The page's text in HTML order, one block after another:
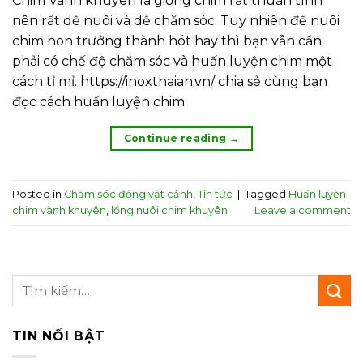
nên rất dễ nuôi và dễ chăm sóc. Tuy nhiên để nuôi
chim non trưởng thành hót hay thì bạn vẫn cần
phải có chế độ chăm sóc và huấn luyện chim một
cách tỉ mỉ. https://inoxthaian.vn/ chia sẻ cùng bạn
đọc cách huấn luyện chim
Continue reading →
Posted in Chăm sóc động vật cảnh Tin tức | Tagged Huấn luyện
chim vành khuyên lồng nuôi chim khuyên Leave a comment
TIN NỔI BẬT